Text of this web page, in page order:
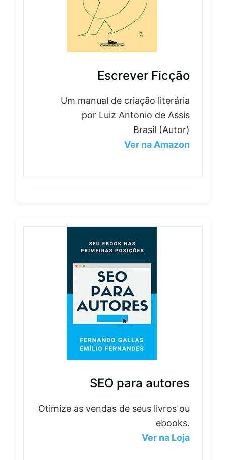
Escrever Ficção
Um manual de criação literária
por Luiz Antonio de Assis
Brasil (Autor)
Ver na Amazon
SEO para autores
Otimize as vendas de seus livros ou
ebooks.
Ver na Loja